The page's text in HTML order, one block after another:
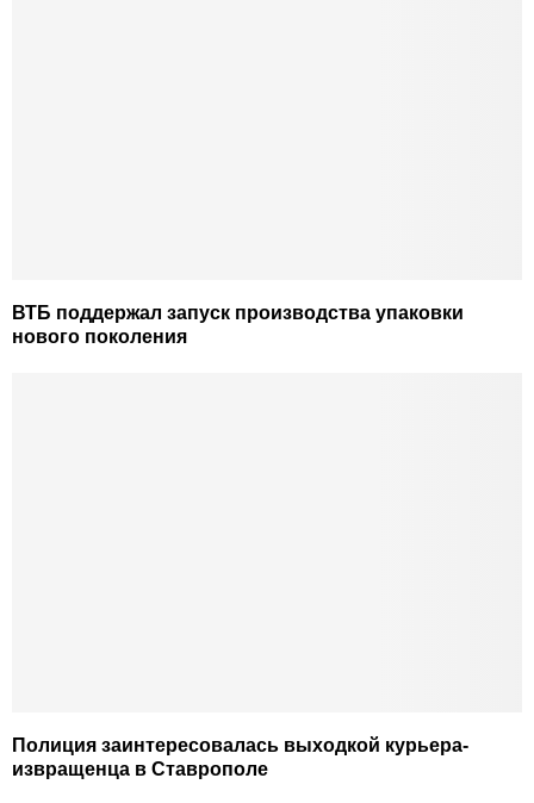
ВТБ поддержал запуск производства упаковки
нового поколения
Полиция заинтересовалась выходкой курьера-
извращенца в Ставрополе